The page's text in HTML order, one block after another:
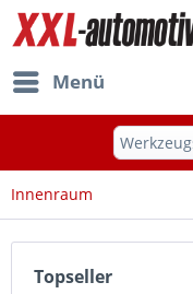
Menü
Innenraum
Topseller